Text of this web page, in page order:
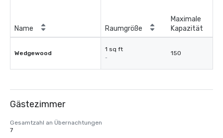
Name Raumgröße
Maximale
Kapazität
Wedgewood
1 sq ft
-
150
Gästezimmer
Gesamtzahl an Übernachtungen
7